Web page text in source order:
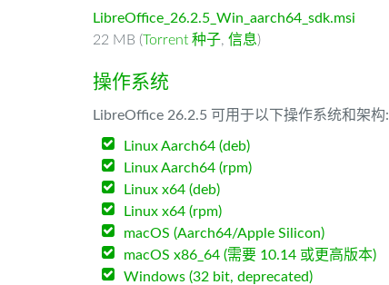
LibreOffice_26.2.5_Win_aarch64_sdk.msi
22 MB (Torrent 种子, 信息)
操作系统
LibreOffice 26.2.5 可用于以下操作系统和架构:
Linux Aarch64 (deb)
Linux Aarch64 (rpm)
Linux x64 (deb)
Linux x64 (rpm)
macOS (Aarch64/Apple Silicon)
macOS x86_64 (需要 10.14 或更高版本)
Windows (32 bit, deprecated)